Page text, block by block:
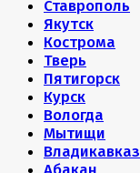
Ставрополь
Якутск
Кострома
Тверь
Пятигорск
Курск
Вологда
Мытищи
Владикавказ
Абакан